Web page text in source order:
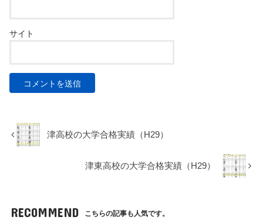
サイト
津高校の大学合格実績（H29）
津東高校の大学合格実績（H29）
RECOMMEND こちらの記事も人気です。